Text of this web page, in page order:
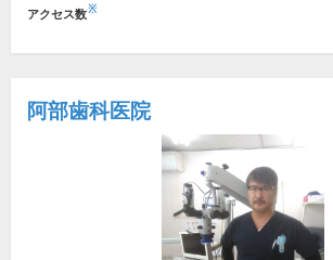
アクセス数※
阿部歯科医院